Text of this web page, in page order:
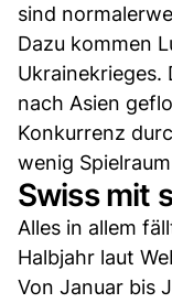
sind
Dazu kommen
Ukrainekrieges.
nach Asien
Konkurrenz
wenig
Swiss mit
Alles in allem
Halbjahr laut
Von Januar bis